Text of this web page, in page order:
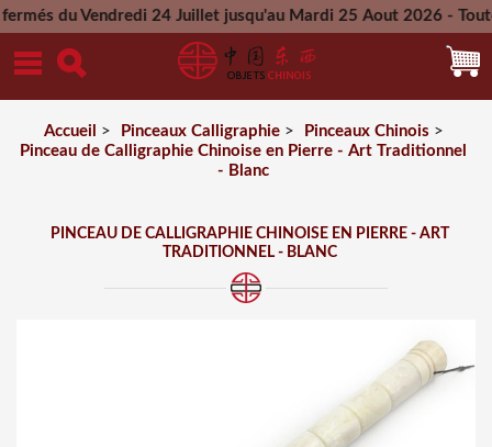
du Vendredi 24 Juillet jusqu'au Mardi 25 Aout 2026 - Toutes
Mercredi 26 Aout 2026
Accueil > Pinceaux Calligraphie> Pinceaux Chinois >
Pinceau de Calligraphie Chinoise en Pierre - Art Traditionnel
- Blanc
PINCEAU DE CALLIGRAPHIE CHINOISE EN PIERRE - ART
TRADITIONNEL - BLANC